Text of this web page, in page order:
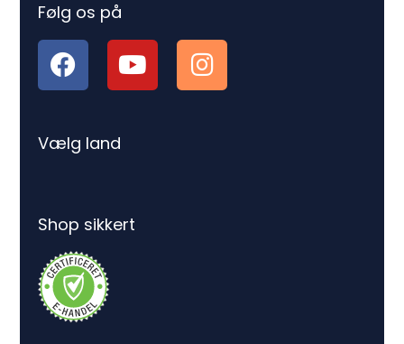
Følg os på
Vælg land
Shop sikkert